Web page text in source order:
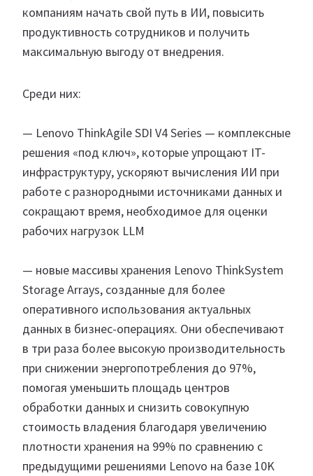
компаниям начать свой путь в ИИ, повысить
продуктивность сотрудников и получить
максимальную выгоду от внедрения.
Среди них:
— Lenovo ThinkAgile SDI V4 Series — комплексные
решения «под ключ», которые упрощают IT-
инфраструктуру, ускоряют вычисления ИИ при
работе с разнородными источниками данных и
сокращают время, необходимое для оценки
рабочих нагрузок LLM
— новые массивы хранения Lenovo ThinkSystem
Storage Arrays, созданные для более
оперативного использования актуальных
данных в бизнес-операциях. Они обеспечивают
в три раза более высокую производительность
при снижении энергопотребления до 97%,
помогая уменьшить площадь центров
обработки данных и снизить совокупную
стоимость владения благодаря увеличению
плотности хранения на 99% по сравнению с
предыдущими решениями Lenovo на базе 10K